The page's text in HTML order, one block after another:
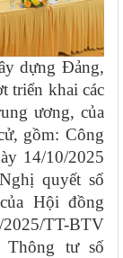
dựng Đảng,
triển khai các
ương, của
gồm: Công
14/10/2025
quyết số
Hội đồng
TT-BTV
Thông tư số